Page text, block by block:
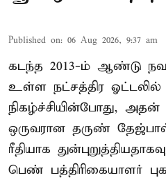
Published on: 06 Aug 2026, 9:37 am
கடந்த 2013-ம் ஆண்டு
உள்ள நட்சத்திர
நிகழ்ச்சியின்போது, அதன்
ஒருவரான தருண்
ரீதியாக
பெண் பத்திரிகையாளர்